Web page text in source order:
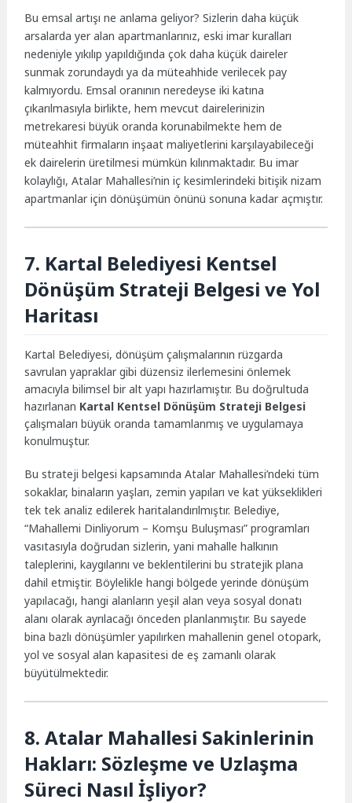
Bu emsal artışı ne anlama geliyor? Sizlerin daha küçük
arsalarda yer alan apartmanlarınız, eski imar kuralları
nedeniyle yıkılıp yapıldığında çok daha küçük daireler
sunmak zorundaydı ya da müteahhide verilecek pay
kalmıyordu. Emsal oranının neredeyse iki katına
çıkarılmasıyla birlikte, hem mevcut dairelerinizin
metrekaresi büyük oranda korunabilmekte hem de
müteahhit firmaların inşaat maliyetlerini karşılayabileceği
ek dairelerin üretilmesi mümkün kılınmaktadır. Bu imar
kolaylığı, Atalar Mahallesi’nin iç kesimlerindeki bitişik nizam
apartmanlar için dönüşümün önünü sonuna kadar açmıştır.
7. Kartal Belediyesi Kentsel
Dönüşüm Strateji Belgesi ve Yol
Haritası
Kartal Belediyesi, dönüşüm çalışmalarının rüzgarda
savrulan yapraklar gibi düzensiz ilerlemesini önlemek
amacıyla bilimsel bir alt yapı hazırlamıştır. Bu doğrultuda
hazırlanan Kartal Kentsel Dönüşüm Strateji Belgesi
çalışmaları büyük oranda tamamlanmış ve uygulamaya
konulmuştur.
Bu strateji belgesi kapsamında Atalar Mahallesi’ndeki tüm
sokaklar, binaların yaşları, zemin yapıları ve kat yükseklikleri
tek tek analiz edilerek haritalandırılmıştır. Belediye,
“Mahallemi Dinliyorum – Komşu Buluşması” programları
vasıtasıyla doğrudan sizlerin, yani mahalle halkının
taleplerini, kaygılarını ve beklentilerini bu stratejik plana
dahil etmiştir. Böylelikle hangi bölgede yerinde dönüşüm
yapılacağı, hangi alanların yeşil alan veya sosyal donatı
alanı olarak ayrılacağı önceden planlanmıştır. Bu sayede
bina bazlı dönüşümler yapılırken mahallenin genel otopark,
yol ve sosyal alan kapasitesi de eş zamanlı olarak
büyütülmektedir.
8. Atalar Mahallesi Sakinlerinin
Hakları: Sözleşme ve Uzlaşma
Süreci Nasıl İşliyor?